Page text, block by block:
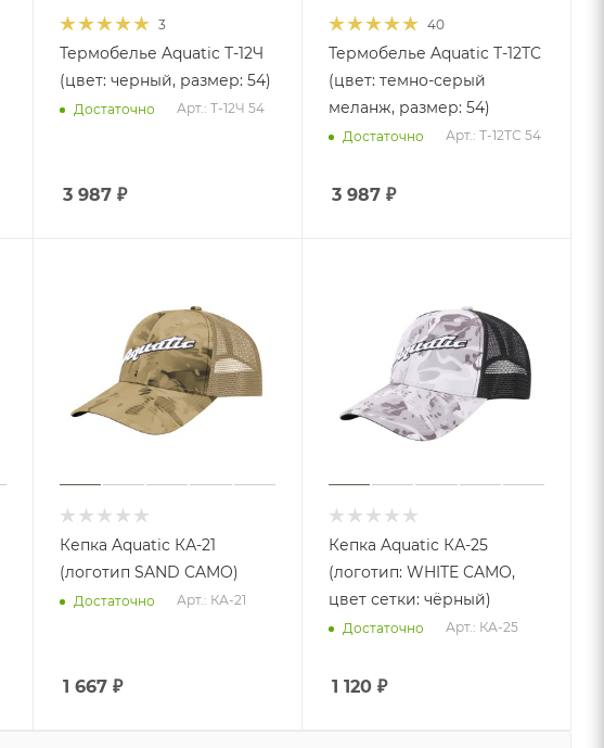
3
Термобелье Aquatic Т-12Ч
(цвет: черный, размер: 54)
Достаточно Арт.: Т-12Ч 54
3 987₽
40
Термобелье Aquatic Т-12ТC
(цвет: темно-серый
меланж, размер: 54)
Достаточно Арт.: Т-12ТС 54
3 987₽
Кепка Aquatic КА-21
(логотип SAND CAMO)
Достаточно Арт.: КА-21
1 667₽
Кепка Aquatic КА-25
(логотип: WHITE CAMO,
цвет сетки: чёрный)
Достаточно Арт.: КА-25
1 120₽